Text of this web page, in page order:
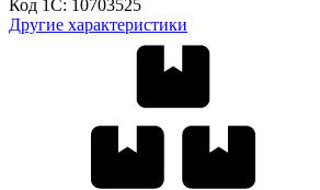
Код 1С: 10703525
Другие характеристики